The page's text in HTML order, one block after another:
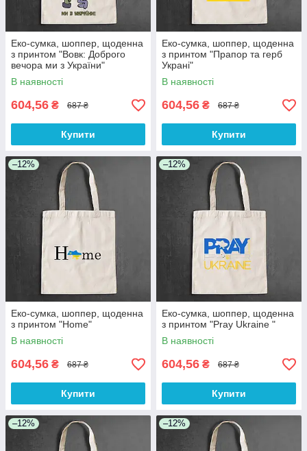
Еко-сумка, шоппер, щоденна
з принтом "Вовк: Доброго
вечора ми з України"
В наявності
604,56 ₴ 687 ₴
Купити
Еко-сумка, шоппер, щоденна
з принтом "Прапор та герб
Украні"
В наявності
604,56 ₴ 687 ₴
Купити
–12%
Еко-сумка, шоппер, щоденна
з принтом "Home"
В наявності
604,56 ₴ 687 ₴
Купити
–12%
Еко-сумка, шоппер, щоденна
з принтом "Pray Ukraine "
В наявності
604,56 ₴ 687 ₴
Купити
–12% –12%